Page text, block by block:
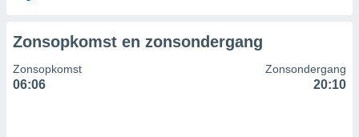
Zonsopkomst en zonsondergang
Zonsopkomst
06:06
Zonsondergang
20:10